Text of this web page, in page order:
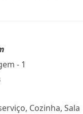
- 1
Cozinha, Sala